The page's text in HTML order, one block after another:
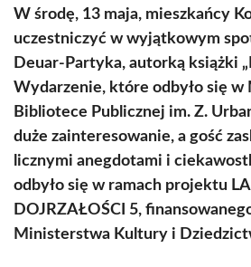
W środę, 13 maja, mieszkańcy
uczestniczyć w wyjątkowym
Deuar-Partyka, autorką książki
Wydarzenie, które odbyło się w
Bibliotece Publicznej im. Z.
duże zainteresowanie, a gość
licznymi anegdotami i
odbyło się w ramach projektu
DOJRZAŁOŚCI 5,
Ministerstwa Kultury i